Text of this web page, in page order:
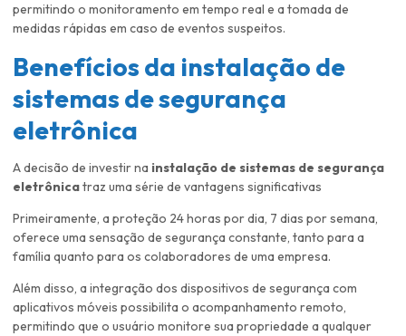
permitindo o monitoramento em tempo real e a tomada de
medidas rápidas em caso de eventos suspeitos.
Benefícios da instalação de
sistemas de segurança
eletrônica
A decisão de investir na instalação de sistemas de segurança
eletrônicatraz uma série de vantagens significativas
Primeiramente, a proteção 24 horas por dia, 7 dias por semana,
oferece uma sensação de segurança constante, tanto para a
família quanto para os colaboradores de uma empresa.
Além disso, a integração dos dispositivos de segurança com
aplicativos móveis possibilita o acompanhamento remoto,
permitindo que o usuário monitore sua propriedade a qualquer